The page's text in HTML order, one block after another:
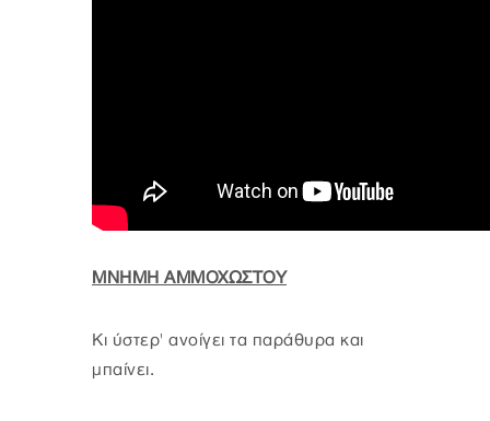
ΜΝΗΜΗ ΑΜΜΟΧΩΣΤΟΥ
Κι ύστερ' ανοίγει τα παράθυρα και
μπαίνει.